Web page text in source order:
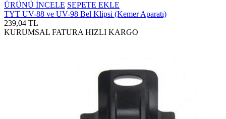
ÜRÜNÜ İNCELE SEPETE EKLE
TYT UV-88 ve UV-98 Bel Klipsi (Kemer Aparatı)
239,04 TL
KURUMSAL FATURA HIZLI KARGO